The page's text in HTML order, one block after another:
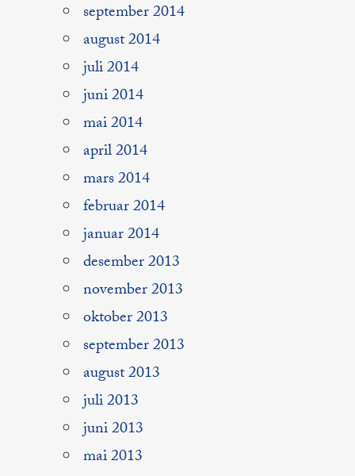
september 2014
august 2014
juli 2014
juni 2014
mai 2014
april 2014
mars 2014
februar 2014
januar 2014
desember 2013
november 2013
oktober 2013
september 2013
august 2013
juli 2013
juni 2013
mai 2013